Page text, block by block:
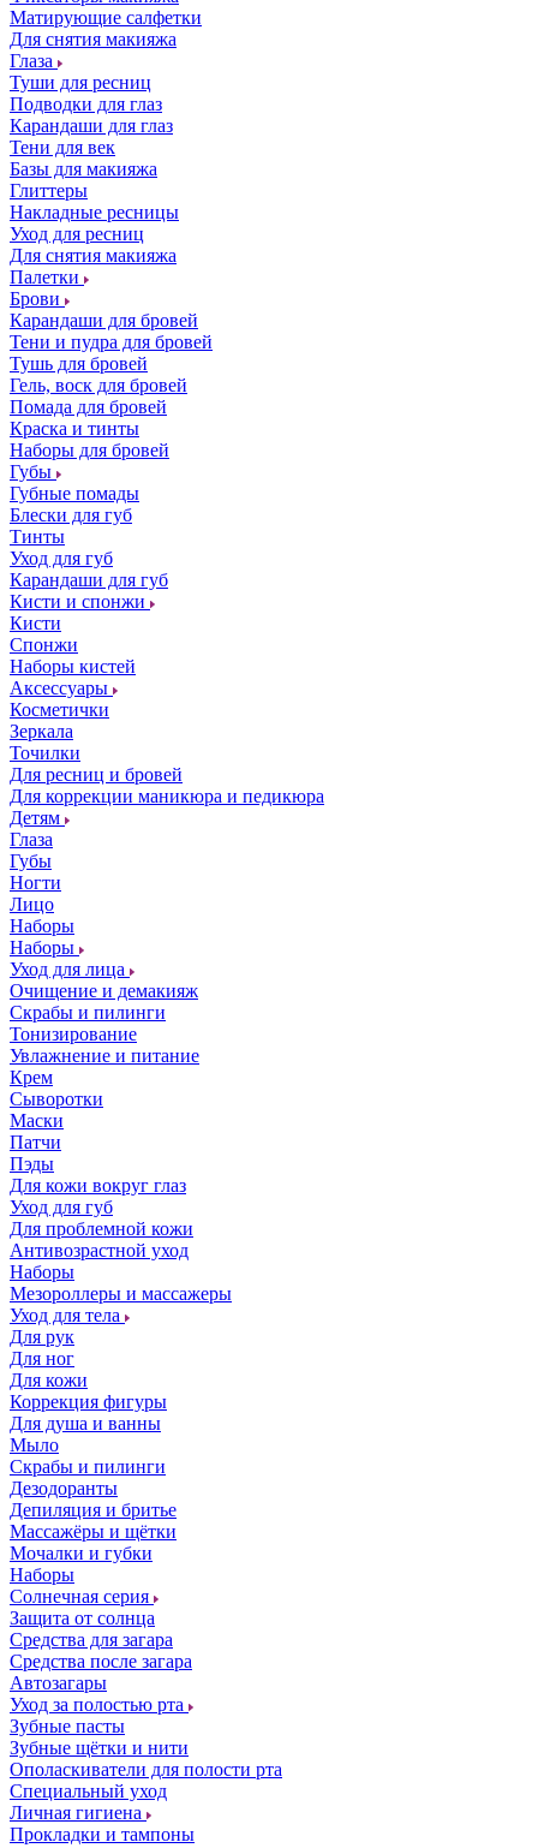
Матирующие салфетки
Для снятия макияжа
Глаза
Туши для ресниц
Подводки для глаз
Карандаши для глаз
Тени для век
Базы для макияжа
Глиттеры
Накладные ресницы
Уход для ресниц
Для снятия макияжа
Палетки
Брови
Карандаши для бровей
Тени и пудра для бровей
Тушь для бровей
Гель, воск для бровей
Помада для бровей
Краска и тинты
Наборы для бровей
Губы
Губные помады
Блески для губ
Тинты
Уход для губ
Карандаши для губ
Кисти и спонжи
Кисти
Спонжи
Наборы кистей
Аксессуары
Косметички
Зеркала
Точилки
Для ресниц и бровей
Для коррекции маникюра и педикюра
Детям
Глаза
Губы
Ногти
Лицо
Наборы
Наборы
Уход для лица
Очищение и демакияж
Скрабы и пилинги
Тонизирование
Увлажнение и питание
Крем
Сыворотки
Маски
Патчи
Пэды
Для кожи вокруг глаз
Уход для губ
Для проблемной кожи
Антивозрастной уход
Наборы
Мезороллеры и массажеры
Уход для тела
Для рук
Для ног
Для кожи
Коррекция фигуры
Для душа и ванны
Мыло
Скрабы и пилинги
Дезодоранты
Депиляция и бритье
Массажёры и щётки
Мочалки и губки
Наборы
Солнечная серия
Защита от солнца
Средства для загара
Средства после загара
Автозагары
Уход за полостью рта
Зубные пасты
Зубные щётки и нити
Ополаскиватели для полости рта
Специальный уход
Личная гигиена
Прокладки и тампоны